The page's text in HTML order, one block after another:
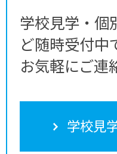
学校見学・個
ど随時受付中
お気軽にご連
学校見